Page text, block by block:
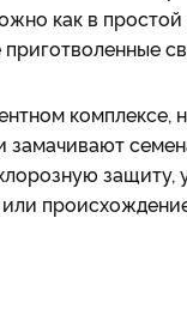
как в простой
комплексе,
замачивают
защиту,